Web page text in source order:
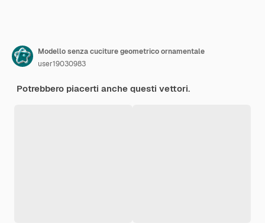
Modello senza cuciture geometrico ornamentale
user19030983
Potrebbero piacerti anche questi vettori.